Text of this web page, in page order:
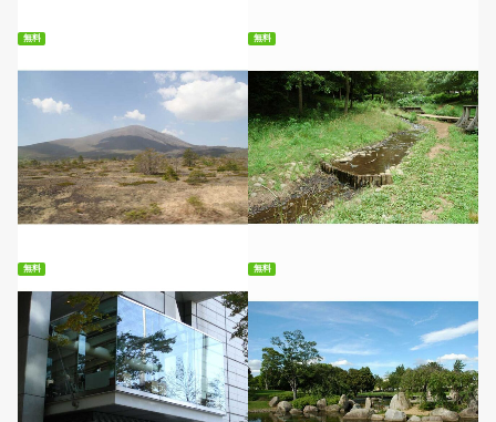
無料
無料ダウンロード
無料
無料ダウンロード
無料 無料